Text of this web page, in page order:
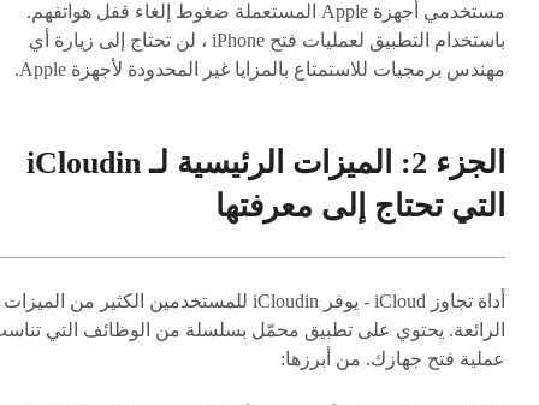
مستخدمي أجهزة Apple المستعملة ضغوط إلغاء قفل هواتفهم.
باستخدام التطبيق لعمليات فتح iPhone ، لن تحتاج إلى زيارة أي
مهندس برمجيات للاستمتاع بالمزايا غير المحدودة لأجهزة Apple.
الجزء 2: الميزات الرئيسية لـ iCloudin
التي تحتاج إلى معرفتها
أداة تجاوز iCloud - يوفر iCloudin للمستخدمين الكثير من الميزات
الرائعة. يحتوي على تطبيق محمّل بسلسلة من الوظائف التي
عملية فتح جهازك. من أبرزها: